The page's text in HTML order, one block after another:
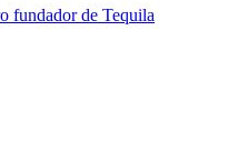
fundador de Tequila